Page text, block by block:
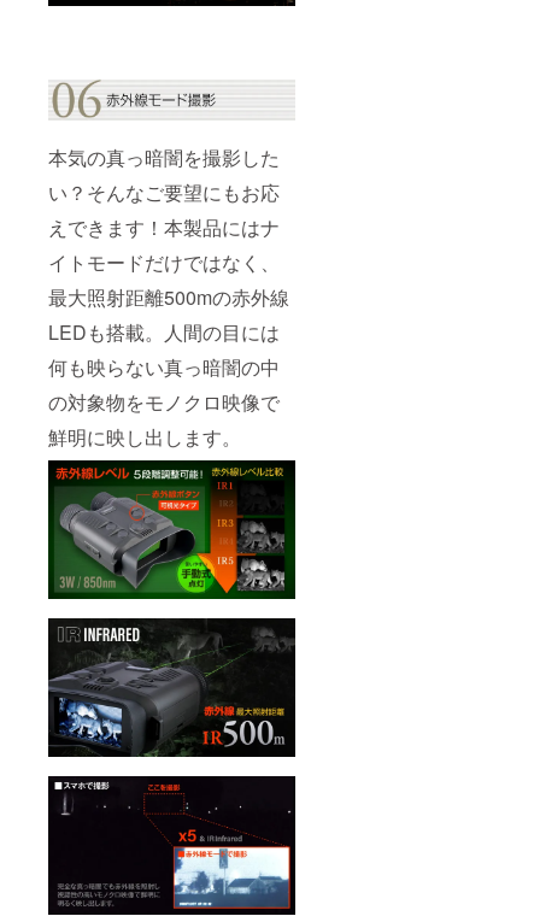
本気の真っ暗闇を撮影した
い？そんなご要望にもお応
えできます！本製品にはナ
イトモードだけではなく、
最大照射距離500mの赤外線
LEDも搭載。人間の目には
何も映らない真っ暗闇の中
の対象物をモノクロ映像で
鮮明に映し出します。